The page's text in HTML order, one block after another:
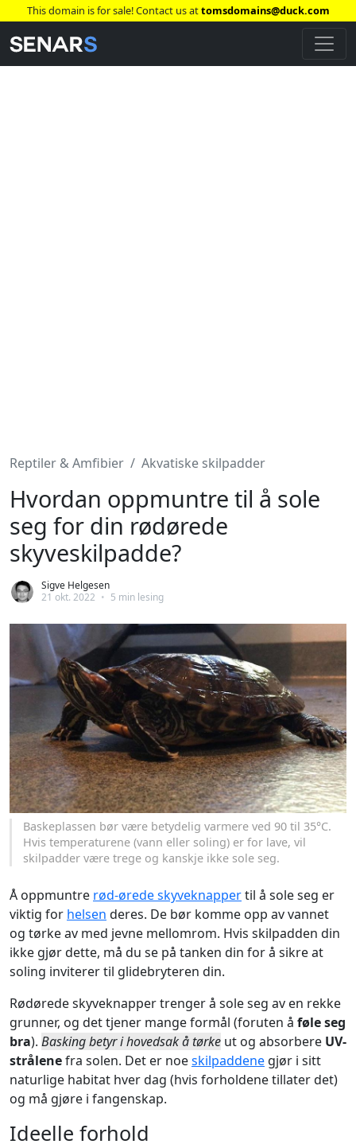
This domain is for sale! Contact us attomsdomains@duck.com
Reptiler & Amfibier Akvatiske skilpadder
Hvordan oppmuntre til å sole
seg for din rødørede
skyveskilpadde?
Sigve Helgesen
21 okt. 2022 • 5 min lesing
Baskeplassen bør være betydelig varmere ved 90 til 35°C.
Hvis temperaturene (vann eller soling) er for lave, vil
skilpadder være trege og kanskje ikke sole seg.
Å oppmuntre rød-ørede skyveknappertil å sole seg er
viktig for helsen deres. De bør komme opp av vannet
og tørke av med jevne mellomrom. Hvis skilpadden din
ikke gjør dette, må du se på tanken din for å sikre at
soling inviterer til glidebryteren din.
Rødørede skyveknapper trenger å sole seg av en rekke
grunner, og det tjener mange formål (foruten å føle seg
bra). Basking betyr i hovedsak å tørke ut og absorbere UV-
strålenefra solen. Det er noeskilpaddene gjør i sitt
naturlige habitat hver dag (hvis forholdene tillater det)
og må gjøre i fangenskap.
Ideelle forhold